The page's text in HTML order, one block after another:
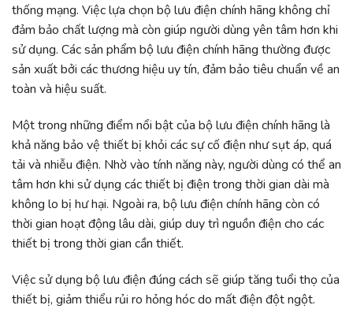
thống mạng. Việc lựa chọn bộ lưu điện chính hãng không chỉ
đảm bảo chất lượng mà còn giúp người dùng yên tâm hơn khi
sử dụng. Các sản phẩm bộ lưu điện chính hãng thường được
sản xuất bởi các thương hiệu uy tín, đảm bảo tiêu chuẩn về an
toàn và hiệu suất.
Một trong những điểm nổi bật của bộ lưu điện chính hãng là
khả năng bảo vệ thiết bị khỏi các sự cố điện như sụt áp, quá
tải và nhiễu điện. Nhờ vào tính năng này, người dùng có thể an
tâm hơn khi sử dụng các thiết bị điện trong thời gian dài mà
không lo bị hư hại. Ngoài ra, bộ lưu điện chính hãng còn có
thời gian hoạt động lâu dài, giúp duy trì nguồn điện cho các
thiết bị trong thời gian cần thiết.
Việc sử dụng bộ lưu điện đúng cách sẽ giúp tăng tuổi thọ của
thiết bị, giảm thiểu rủi ro hỏng hóc do mất điện đột ngột.